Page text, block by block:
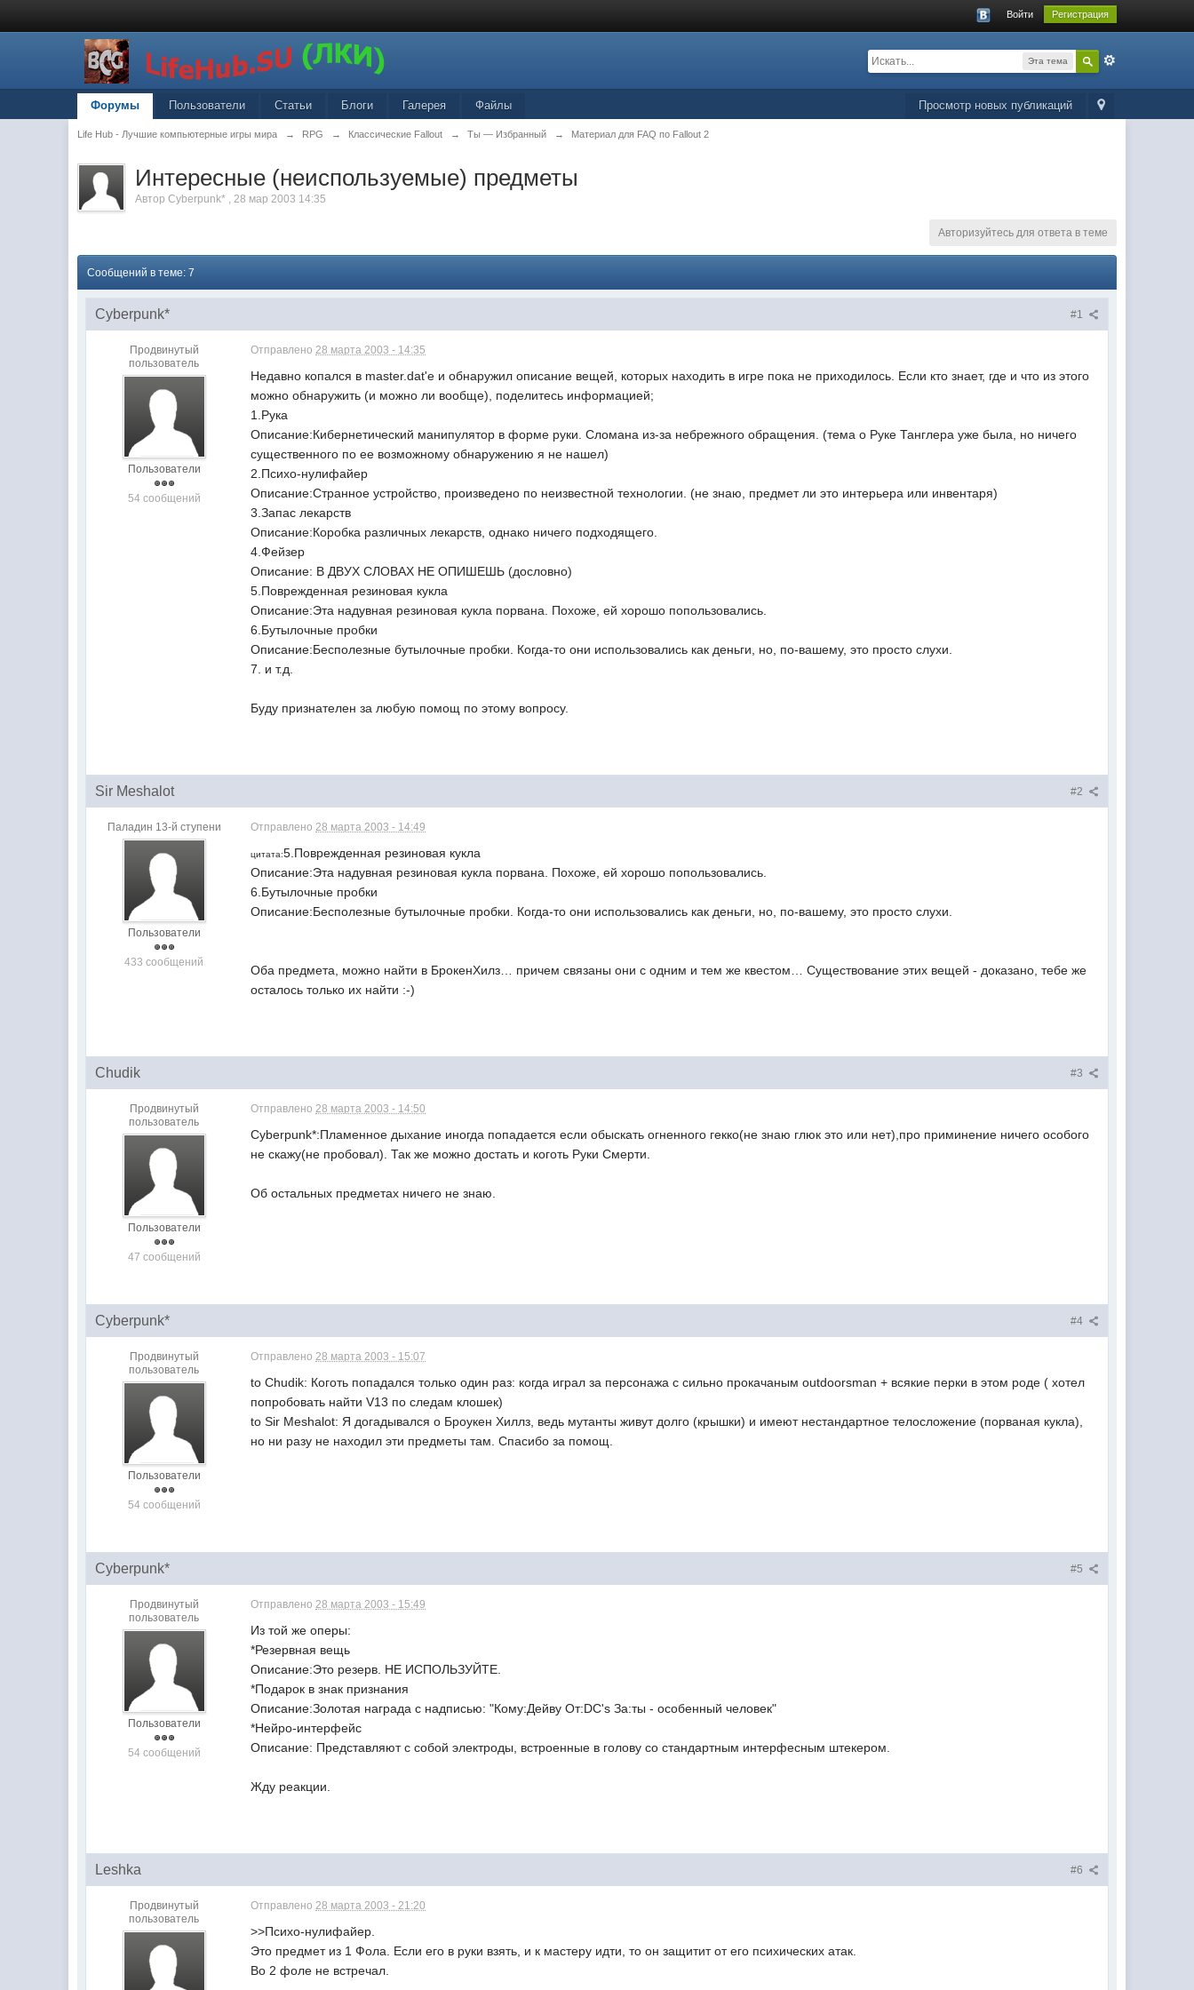
Войти Регистрация
Эта тема
Просмотр новых публикаций
Форумы Пользователи Статьи Блоги Галерея Файлы
Life Hub - Лучшие компьютерные игры мира → RPG → Классические Fallout → Ты — Избранный → Материал для FAQ по Fallout 2
Интересные (неиспользуемые) предметы
АвторCyberpunk* ,28 мар 2003 14:35
Авторизуйтесь для ответа в теме
Сообщений в теме: 7
#1
Cyberpunk*
Продвинутый
пользователь
Пользователи
54 сообщений
Отправлено28 марта 2003 - 14:35
Недавно копался в master.dat'е и обнаружил описание вещей, которых находить в игре пока не приходилось. Если кто знает, где и что из этого
можно обнаружить (и можно ли вообще), поделитесь информацией;
1.Рука
Описание:Кибернетический манипулятор в форме руки. Сломана из-за небрежного обращения. (тема о Руке Танглера уже была, но ничего
существенного по ее возможному обнаружению я не нашел)
2.Психо-нулифайер
Описание:Странное устройство, произведено по неизвестной технологии. (не знаю, предмет ли это интерьера или инвентаря)
3.Запас лекарств
Описание:Коробка различных лекарств, однако ничего подходящего.
4.Фейзер
Описание: В ДВУХ СЛОВАХ НЕ ОПИШЕШЬ (дословно)
5.Поврежденная резиновая кукла
Описание:Эта надувная резиновая кукла порвана. Похоже, ей хорошо попользовались.
6.Бутылочные пробки
Описание:Бесполезные бутылочные пробки. Когда-то они использовались как деньги, но, по-вашему, это просто слухи.
7. и т.д.
Буду признателен за любую помощ по этому вопросу.
#2
Sir Meshalot
Паладин 13-й ступени
Пользователи
433 сообщений
Отправлено28 марта 2003 - 14:49
цитата:5.Поврежденная резиновая кукла
Описание:Эта надувная резиновая кукла порвана. Похоже, ей хорошо попользовались.
6.Бутылочные пробки
Описание:Бесполезные бутылочные пробки. Когда-то они использовались как деньги, но, по-вашему, это просто слухи.
Оба предмета, можно найти в БрокенХилз… причем связаны они с одним и тем же квестом… Существование этих вещей - доказано, тебе же
осталось только их найти :-)
#3
Chudik
Продвинутый
пользователь
Пользователи
47 сообщений
Отправлено28 марта 2003 - 14:50
Cyberpunk*:Пламенное дыхание иногда попадается если обыскать огненного гекко(не знаю глюк это или нет),про приминение ничего особого
не скажу(не пробовал). Так же можно достать и коготь Руки Смерти.
Об остальных предметах ничего не знаю.
#4
Cyberpunk*
Продвинутый
пользователь
Пользователи
54 сообщений
Отправлено28 марта 2003 - 15:07
to Chudik: Коготь попадался только один раз: когда играл за персонажа с сильно прокачаным outdoorsman + всякие перки в этом роде ( хотел
попробовать найти V13 по следам клошек)
to Sir Meshalot: Я догадывался о Броукен Хиллз, ведь мутанты живут долго (крышки) и имеют нестандартное телосложение (порваная кукла),
но ни разу не находил эти предметы там. Спасибо за помощ.
#5
Cyberpunk*
Продвинутый
пользователь
Пользователи
54 сообщений
Отправлено28 марта 2003 - 15:49
Из той же оперы:
*Резервная вещь
Описание:Это резерв. НЕ ИСПОЛЬЗУЙТЕ.
*Подарок в знак признания
Описание:Золотая награда с надписью: "Кому:Дейву От:DC's За:ты - особенный человек"
*Нейро-интерфейс
Описание: Представляют с собой электроды, встроенные в голову со стандартным интерфесным штекером.
Жду реакции.
#6
Leshka
Продвинутый
пользователь
Отправлено28 марта 2003 - 21:20
>>Психо-нулифайер.
Это предмет из 1 Фола. Если его в руки взять, и к мастеру идти, то он защитит от его психических атак.
Во 2 фоле не встречал.